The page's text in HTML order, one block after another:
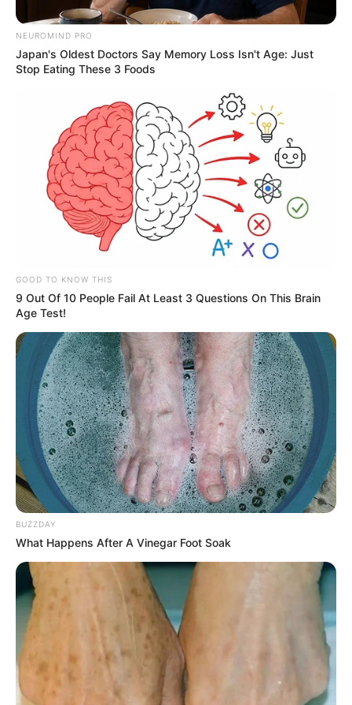
Collage Alerta - Ventanilla Única de Servicios de
Movilidad y diseñado por Magnific -
www.magnific.com
Colombia
Por:July Morales
Mayo 20, 2026
COMPARTIR
UNIRSE AL CANAL DE WHATSAPP
Perder una placa,tenerla partida o que ya no se lean
bien los númerospuede convertirse en un verdadero
Además de representar un riesgo para la seguridad vial,
portar una identificación vehicular en mal estado
también puede terminar en comparendos e incluso en la
inmovilización del carro o la moto.
LEA TAMBIÉN
Obras de alcantarillado en la Boyacá
NEUROMIND PRO
Japan's Oldest Doctors Say Memory Loss Isn't Age: Just
Stop Eating These 3 Foods
GOOD TO KNOW THIS
9 Out Of 10 People Fail At Least 3 Questions On This Brain
Age Test!
BUZZDAY
What Happens After A Vinegar Foot Soak